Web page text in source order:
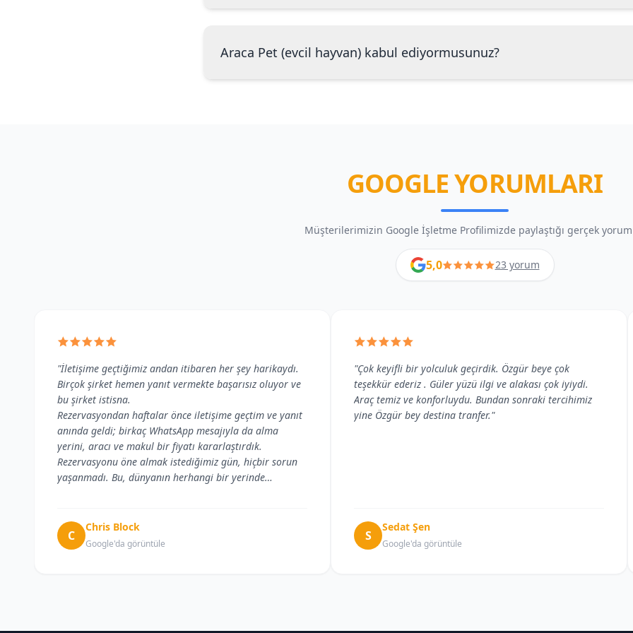
Araca Pet (evcil hayvan) kabul ediyormusunuz?
GOOGLE YORUMLARI
Müşterilerimizin Google İşletme Profilimizde paylaştığı gerçek
5,0 23 yorum
"İletişime geçtiğimiz andan itibaren her şey harikaydı.
Birçok şirket hemen yanıt vermekte başarısız oluyor ve
bu şirket istisna.
Rezervasyondan haftalar önce iletişime geçtim ve yanıt
anında geldi; birkaç WhatsApp mesajıyla da alma
yerini, aracı ve makul bir fiyatı kararlaştırdık.
Rezervasyonu öne almak istediğimiz gün, hiçbir sorun
yaşanmadı. Bu, dünyanın herhangi bir yerinde
Şoför gerçekten çok iyi sürdü ve sohbet harikaydı.
Vardığımızda deneyim o kadar iyiydi ki ödeme yapmam
C
Chris Block
Google'da görüntüle
"Çok keyifli bir yolculuk geçirdik. Özgür beye çok
teşekkür ederiz . Güler yüzü ilgi ve alakası çok iyiydi.
Araç temiz ve konforluydu. Bundan sonraki tercihimiz
yine Özgür bey destina tranfer."
S
Sedat Şen
Google'da görüntüle